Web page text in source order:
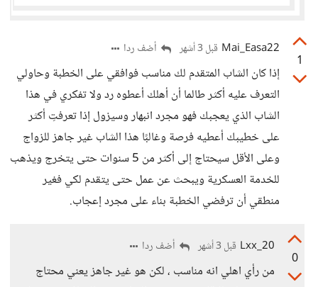
1
Mai_Easa22 قبل 3 أشهر أضف ردا
إذا كان الشاب المتقدم لك مناسب فوافقي على الخطبة وحاولي
التعرف عليه أكثر طالما أن أهلك أعطوه رد ولا تفكري في هذا
الشاب الذي يعجبك فهو مجرد انبهار وسيزول إذا تعرفتِ أكثر
على خطيبك أعطيه فرصة وغالبًا هذا الشاب غير جاهز للزواج
وعلى الأقل سيحتاج إلى أكثر من 5 سنوات حتى يتخرج ويذهب
للخدمة العسكرية ويبحث عن عمل حتى يتقدم لكي فغير
منطقي أن ترفضي الخطبة بناء على مجرد إعجاب.
0
Lxx_20 قبل 3 أشهر أضف ردا
من رأي اهلي انه مناسب ، لكن هو غير جاهز يعني محتاج